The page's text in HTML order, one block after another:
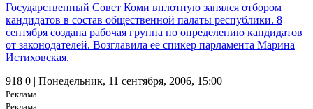
Государственный Совет Коми вплотную занялся отбором
кандидатов в состав общественной палаты республики. 8
сентября создана рабочая группа по определению кандидатов
от законодателей. Возглавила ее спикер парламента Марина
Истиховская.
918 0 | Понедельник, 11 сентября, 2006, 15:00
Реклама.
Реклама.